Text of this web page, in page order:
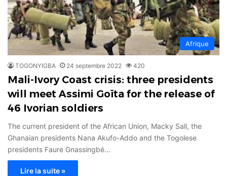
Afrique
TOGONYIGBA 24 septembre 2022 420
Mali-Ivory Coast crisis: three presidents
will meet Assimi Goïta for the release of
46 Ivorian soldiers
The current president of the African Union, Macky Sall, the
Ghanaian presidents Nana Akufo-Addo and the Togolese
presidents Faure Gnassingbé…
Lire la suite »